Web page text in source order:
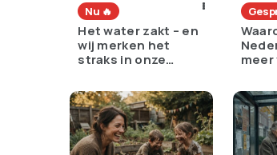
Nu 🔥
Het water zakt – en
wij merken het
straks in onze